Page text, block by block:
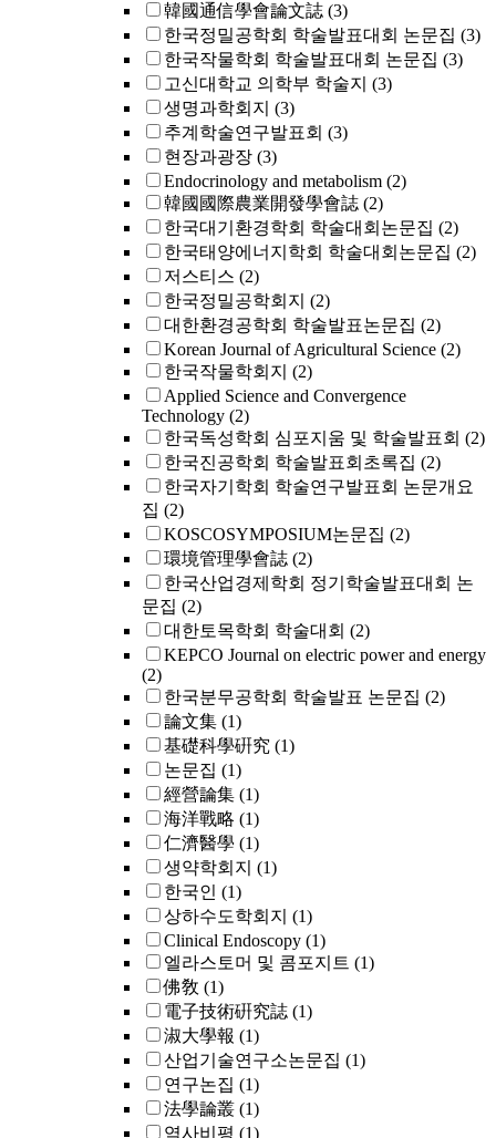
韓國通信學會論文誌 (3)
한국정밀공학회 학술발표대회 논문집 (3)
한국작물학회 학술발표대회 논문집 (3)
고신대학교 의학부 학술지 (3)
생명과학회지 (3)
추계학술연구발표회 (3)
현장과광장 (3)
Endocrinology and metabolism (2)
韓國國際農業開發學會誌 (2)
한국대기환경학회 학술대회논문집 (2)
한국태양에너지학회 학술대회논문집 (2)
저스티스 (2)
한국정밀공학회지 (2)
대한환경공학회 학술발표논문집 (2)
Korean Journal of Agricultural Science (2)
한국작물학회지 (2)
Applied Science and Convergence
Technology (2)
한국독성학회 심포지움 및 학술발표회 (2)
한국진공학회 학술발표회초록집 (2)
한국자기학회 학술연구발표회 논문개요
집 (2)
KOSCOSYMPOSIUM논문집 (2)
環境管理學會誌 (2)
한국산업경제학회 정기학술발표대회 논
문집 (2)
대한토목학회 학술대회 (2)
KEPCO Journal on electric power and energy
(2)
한국분무공학회 학술발표 논문집 (2)
論文集 (1)
基礎科學硏究 (1)
논문집 (1)
經營論集 (1)
海洋戰略 (1)
仁濟醫學 (1)
생약학회지 (1)
한국인 (1)
상하수도학회지 (1)
Clinical Endoscopy (1)
엘라스토머 및 콤포지트 (1)
佛敎 (1)
電子技術硏究誌 (1)
淑大學報 (1)
산업기술연구소논문집 (1)
연구논집 (1)
法學論叢 (1)
역사비평 (1)